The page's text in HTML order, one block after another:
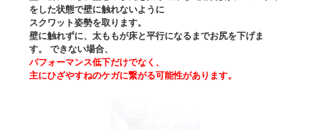
をした状態で壁に触れないように
スクワット姿勢を取ります。
壁に触れずに、太ももが床と平行になるまでお尻を下げま
す。
できない場合、
パフォーマンス低下だけでなく、
主にひざやすねのケガに繋がる可能性があります。